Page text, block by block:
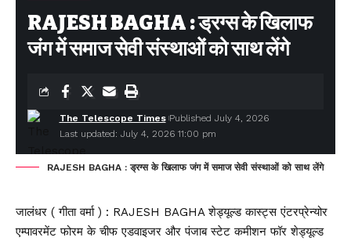
RAJESH BAGHA : ड्रग्स के खिलाफ
जंग में समाज सेवी संस्थाओं को साथ लेंगे
Last updated: July 4, 2026 11:00 pm
The Telescope Times Published July 4, 2026
RAJESH BAGHA : ड्रग्स के खिलाफ जंग में समाज सेवी संस्थाओं को साथ लेंगे
जालंधर ( गीता वर्मा ) : RAJESH BAGHA शेड्यूल्ड कास्ट्स एंटरप्रेन्योर
एम्पावरमेंट फोरम के चीफ एडवाइजर और पंजाब स्टेट कमीशन फॉर शेड्यूल्ड